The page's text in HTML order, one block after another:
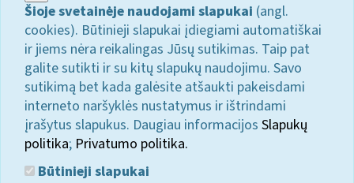
Šioje svetainėje naudojami slapukai (angl.
cookies). Būtinieji slapukai įdiegiami automatiškai
ir jiems nėra reikalingas Jūsų sutikimas. Taip pat
galite sutikti ir su kitų slapukų naudojimu. Savo
sutikimą bet kada galėsite atšaukti pakeisdami
interneto naršyklės nustatymus ir ištrindami
įrašytus slapukus. Daugiau informacijos Slapukų
politika; Privatumo politika.
Būtinieji slapukai